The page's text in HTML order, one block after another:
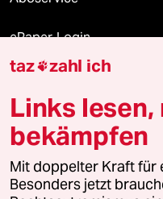
ePaper Login
Downloads für
© 2026 taz Verlags und
Alle Rechte vorbehalten. Bei
wenden Sie sich bitte an
taz zahl ich
Links
bekämpfen
Mit doppelter Kraft für
Besonders jetzt